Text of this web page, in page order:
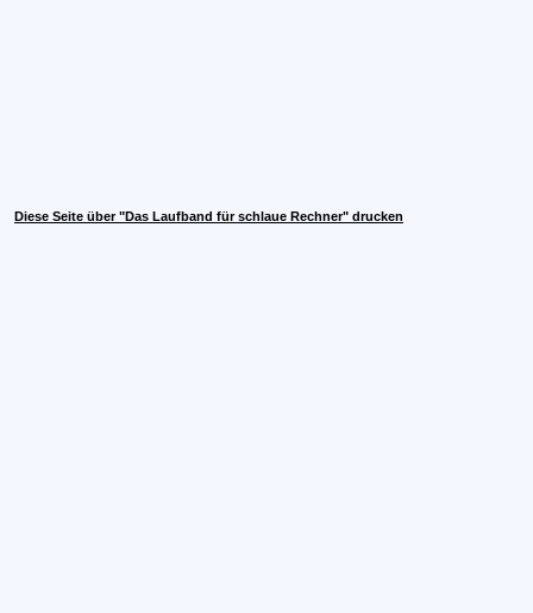
Diese Seite über "Das Laufband für schlaue Rechner" drucken